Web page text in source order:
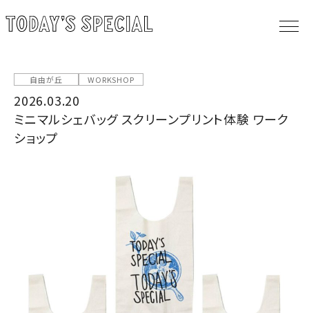
自由が丘 WORKSHOP
2026.03.20
ミニマルシェバッグ スクリーンプリント体験 ワーク
ショップ